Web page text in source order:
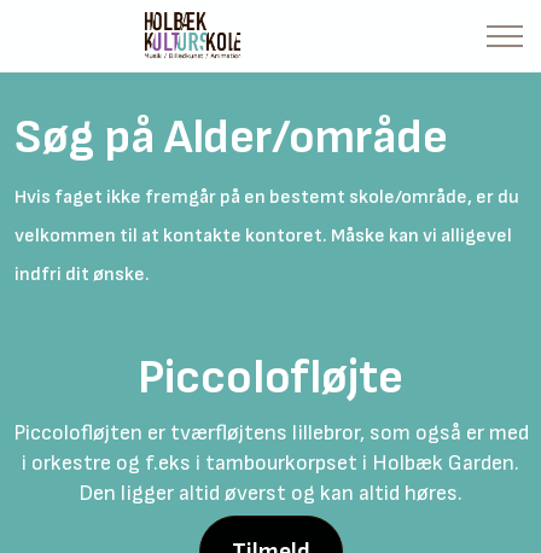
Søg på Alder/område
Hvis faget ikke fremgår på en bestemt skole/område, er du
velkommen til at kontakte kontoret. Måske kan vi alligevel
indfri dit ønske.
Piccolofløjte
Piccolofløjten er tværfløjtens lillebror, som også er med
i orkestre og f.eks i tambourkorpset i Holbæk Garden.
Den ligger altid øverst og kan altid høres.